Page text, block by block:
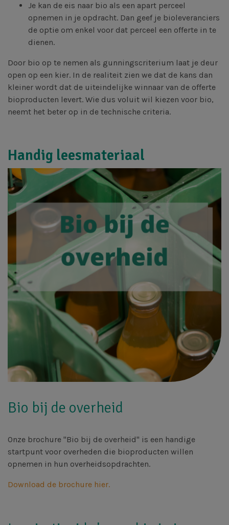
Je kan de eis naar bio als een apart perceel
opnemen in je opdracht. Dan geef je bioleveranciers
de optie om enkel voor dat perceel een offerte in te
dienen.
Door bio op te nemen als gunningscriterium laat je deur
open op een kier. In de realiteit zien we dat de kans dan
kleiner wordt dat de uiteindelijke winnaar van de offerte
bioproducten levert. Wie dus voluit wil kiezen voor bio,
neemt het beter op in de technische criteria.
Handig leesmateriaal
Afbeelding
Bio bij de overheid
Onze brochure "Bio bij de overheid" is een handige
startpunt voor overheden die bioproducten willen
opnemen in hun overheidsopdrachten.
Download de brochure hier.